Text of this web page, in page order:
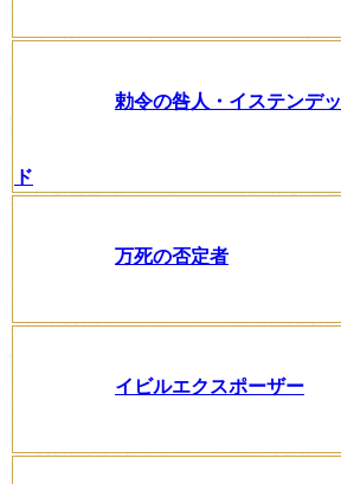
勅令の咎人・イステンデッ
ド
万死の否定者
イビルエクスポーザー